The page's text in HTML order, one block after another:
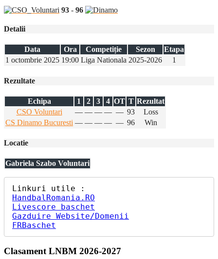
93 - 96
Detalii
Data Ora Competiție Sezon
Etapa
1 octombrie 2025 19:00 Liga Nationala 2025-2026 1
Rezultate
Echipa 1 2 3 4 OT T Rezultat
CSO Voluntari
— — — — — 93
Loss
CS Dinamo Bucuresti — — — — — 96 Win
Locatie
Gabriela Szabo Voluntari
HandbalRomania.RO
Livescore baschet
Gazduire Website/Domenii
FRBaschet
Clasament LNBM 2026-2027